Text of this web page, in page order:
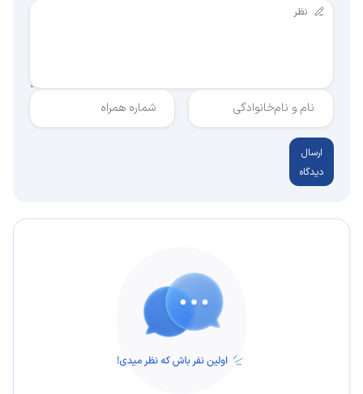
نام و نام‌خانوادگی شماره همراه
ارسال
دیدگاه